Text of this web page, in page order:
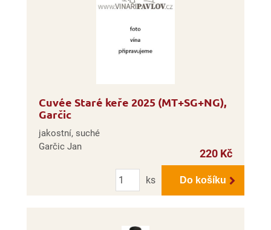
Cuvée Staré keře 2025 (MT+SG+NG),
Garčic
jakostní, suché
Garčic Jan
220 Kč
Počet
ks
Do košíku